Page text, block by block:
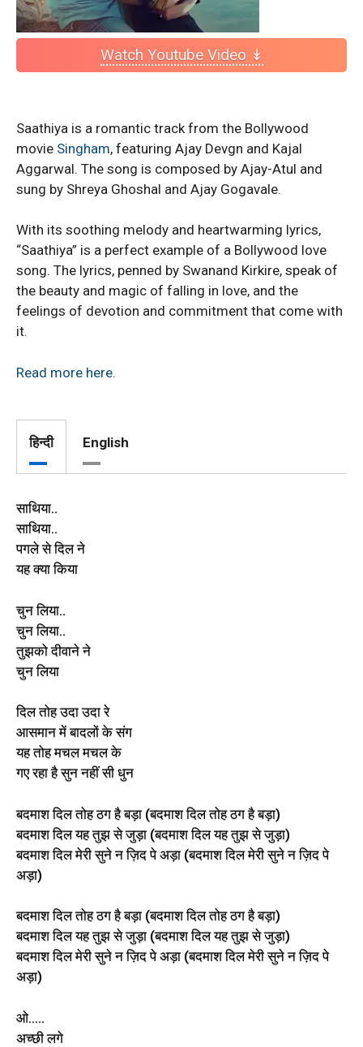
Watch Youtube Video ↡
Saathiya is a romantic track from the Bollywood
movie Singham, featuring Ajay Devgn and Kajal
Aggarwal. The song is composed by Ajay-Atul and
sung by Shreya Ghoshal and Ajay Gogavale.
With its soothing melody and heartwarming lyrics,
“Saathiya” is a perfect example of a Bollywood love
song. The lyrics, penned by Swanand Kirkire, speak of
the beauty and magic of falling in love, and the
feelings of devotion and commitment that come with
it.
Read more here.
हिन्दी English
साथिया..
साथिया..
पगले से दिल ने
यह क्या किया
चुन लिया..
चुन लिया..
तुझको दीवाने ने
चुन लिया
दिल तोह उदा उदा रे
आसमान में बादलों के संग
यह तोह मचल मचल के
गए रहा है सुन नहीं सी धुन
बदमाश दिल तोह ठग है बड़ा (बदमाश दिल तोह ठग है बड़ा)
बदमाश दिल यह तुझ से जुड़ा (बदमाश दिल यह तुझ से जुड़ा)
बदमाश दिल मेरी सुने न ज़िद पे अड़ा (बदमाश दिल मेरी सुने न ज़िद पे
अड़ा)
बदमाश दिल तोह ठग है बड़ा (बदमाश दिल तोह ठग है बड़ा)
बदमाश दिल यह तुझ से जुड़ा (बदमाश दिल यह तुझ से जुड़ा)
बदमाश दिल मेरी सुने न ज़िद पे अड़ा (बदमाश दिल मेरी सुने न ज़िद पे
अड़ा)
ओ…..
अच्छी लगे